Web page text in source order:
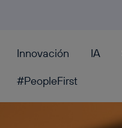
Innovación IA
#PeopleFirst